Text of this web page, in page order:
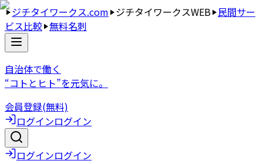
ジチタイワークス.com ジチタイワークスWEB 民間サー
ビス比較 無料名刺
自治体で働く
“コトとヒト”を元気に。
会員登録(無料)
ログインログイン
ログインログイン